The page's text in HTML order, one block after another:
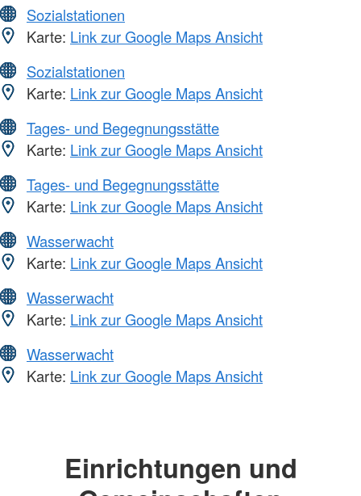
Sozialstationen
Karte: Link zur Google Maps Ansicht
Sozialstationen
Karte: Link zur Google Maps Ansicht
Tages- und Begegnungsstätte
Karte: Link zur Google Maps Ansicht
Tages- und Begegnungsstätte
Karte: Link zur Google Maps Ansicht
Wasserwacht
Karte: Link zur Google Maps Ansicht
Wasserwacht
Karte: Link zur Google Maps Ansicht
Wasserwacht
Karte: Link zur Google Maps Ansicht
Einrichtungen und